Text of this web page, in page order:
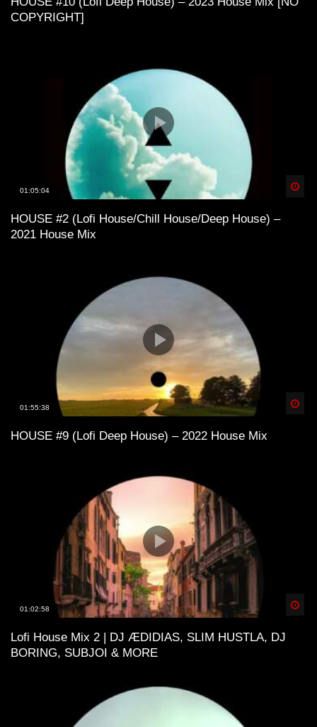
COPYRIGHT]
01:05:04
HOUSE #2 (Lofi House/Chill House/Deep House) –
2021 House Mix
01:55:38
HOUSE #9 (Lofi Deep House) – 2022 House Mix
01:02:58
Lofi House Mix 2 | DJ ÆDIDIAS, SLIM HUSTLA, DJ
BORING, SUBJOI & MORE